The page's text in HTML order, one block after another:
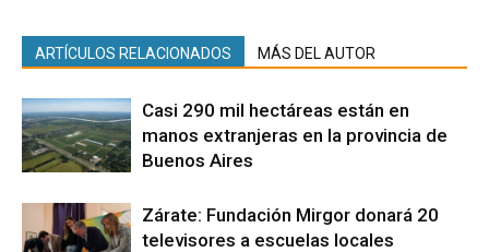
ARTÍCULOS RELACIONADOS MÁS DEL AUTOR
Casi 290 mil hectáreas están en
manos extranjeras en la provincia de
Buenos Aires
Zárate: Fundación Mirgor donará 20
televisores a escuelas locales